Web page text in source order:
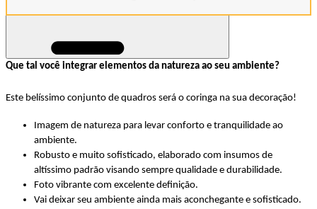
Que tal você integrar elementos da natureza ao seu ambiente?
Este belíssimo conjunto de quadros será o coringa na sua decoração!
Imagem de natureza para levar conforto e tranquilidade ao
ambiente.
Robusto e muito sofisticado, elaborado com insumos de
altíssimo padrão visando sempre qualidade e durabilidade.
Foto vibrante com excelente definição.
Vai deixar seu ambiente ainda mais aconchegante e sofisticado.